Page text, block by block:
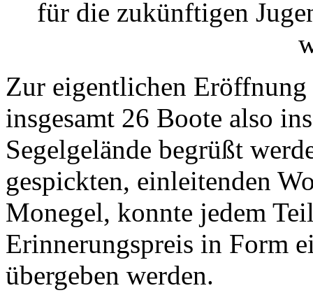
für die zukünftigen
Zur eigentlichen Eröffnung
insgesamt 26 Boote also
Segelgelände begrüßt
gespickten, einleitenden
Monegel, konnte jedem
Erinnerungspreis in Form
übergeben werden.